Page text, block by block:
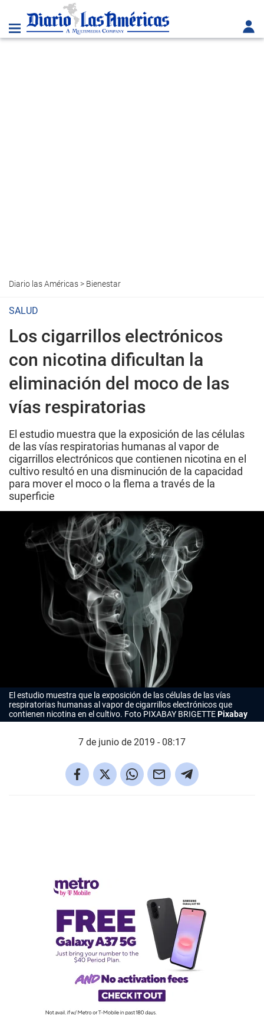
Diario las Américas> Bienestar
SALUD
Los cigarrillos electrónicos
con nicotina dificultan la
eliminación del moco de las
vías respiratorias
El estudio muestra que la exposición de las células
de las vías respiratorias humanas al vapor de
cigarrillos electrónicos que contienen nicotina en el
cultivo resultó en una disminución de la capacidad
para mover el moco o la flema a través de la
superficie
El estudio muestra que la exposición de las células de las vías
respiratorias humanas al vapor de cigarrillos electrónicos que
contienen nicotina en el cultivo. Foto PIXABAY BRIGETTEPixabay
7 de junio de 2019 - 08:17